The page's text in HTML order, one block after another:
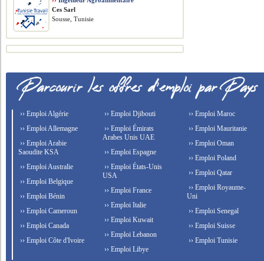
Ces Sarl
Sousse, Tunisie
›› Emploi Algérie
›› Emploi Allemagne
›› Emploi Arabie
Saoudite KSA
›› Emploi Australie
›› Emploi Belgique
›› Emploi Bénin
›› Emploi Cameroun
›› Emploi Canada
›› Emploi Côte d'Ivoire
›› Emploi Djibouti
›› Emploi Émirats
Arabes Unis UAE
›› Emploi Espagne
›› Emploi États-Unis
USA
›› Emploi France
›› Emploi Italie
›› Emploi Kuwait
›› Emploi Lebanon
›› Emploi Libye
›› Emploi Maroc
›› Emploi Mauritanie
›› Emploi Oman
›› Emploi Poland
›› Emploi Qatar
›› Emploi Royaume-
Uni
›› Emploi Senegal
›› Emploi Suisse
›› Emploi Tunisie